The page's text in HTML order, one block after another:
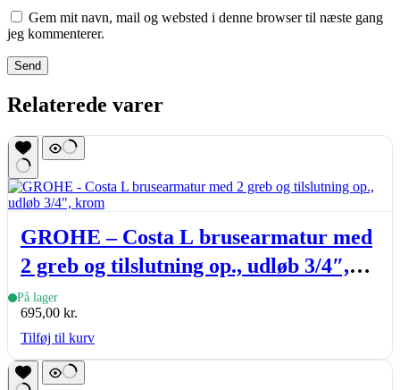
Gem mit navn, mail og websted i denne browser til næste gang
jeg kommenterer.
Send
Relaterede varer
GROHE – Costa L brusearmatur med
2 greb og tilslutning op., udløb 3/4″,
krom
På lager
695,00 kr.
Tilføj til kurv